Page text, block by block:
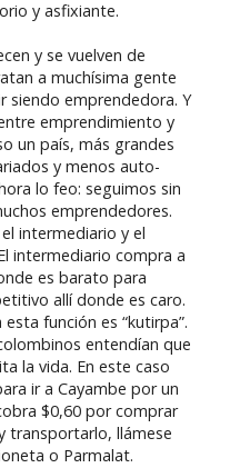
y asfixiante.
y se vuelven de
a muchísima gente
siendo emprendedora. Y
emprendimiento y
un país, más grandes
y menos auto-
lo feo: seguimos sin
emprendedores.
intermediario y el
intermediario compra a
es barato para
allí donde es caro.
función es “kutirpa”.
entendían que
la vida. En este caso
ir a Cayambe por un
$0,60 por comprar
transportarlo, llámese
o Parmalat.